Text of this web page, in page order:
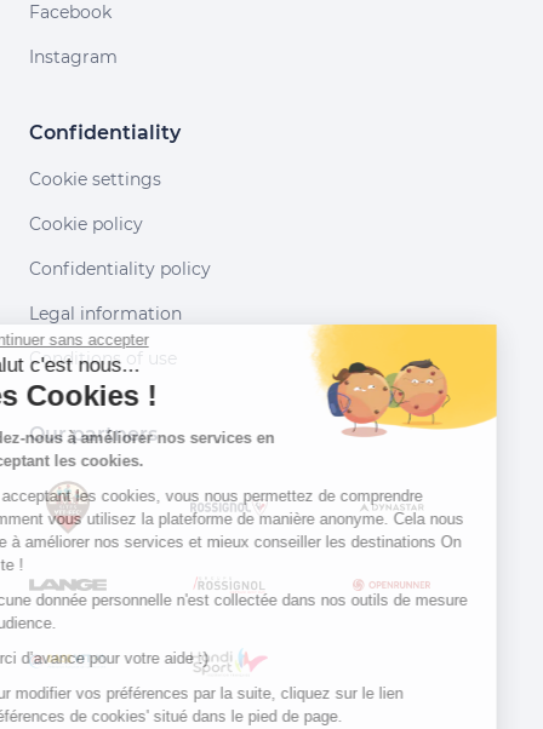
Facebook
Instagram
Confidentiality
Cookie settings
Cookie policy
Confidentiality policy
Legal information
Conditions of use
Our partners
Continuer sans accepter
Salut c'est nous...
les Cookies !
Aidez-nous à améliorer nos services en
acceptant les cookies.
En acceptant les cookies, vous nous permettez de comprendre
comment vous utilisez la plateforme de manière anonyme. Cela nous
aide à améliorer nos services et mieux conseiller les destinations On
Aucune donnée personnelle n'est collectée dans nos outils de mesure
d'audience.
Merci d’avance pour votre aide :)
Pour modifier vos préférences par la suite, cliquez sur le lien
'Préférences de cookies' situé dans le pied de page.